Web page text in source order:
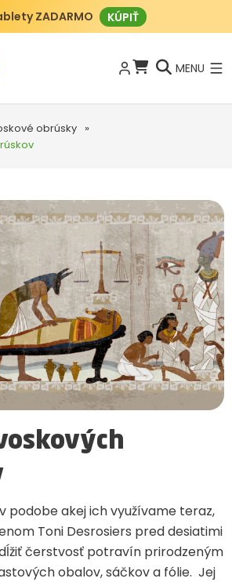
ZADARMO KÚPIŤ
MENU
obrúsky »
podobe akej ich využívame teraz,
Toni Desrosiers pred desiatimi
čerstvosť potravín prirodzeným
obalov, sáčkov a fólie. Jej